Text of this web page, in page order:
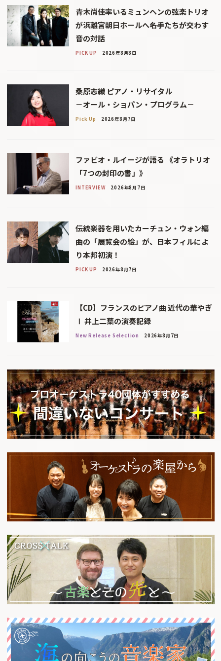
青木尚佳率いるミュンヘンの弦楽トリオ
が浜離宮朝日ホールへ――名手たちが交わす
音の対話
PICK UP 2026年8月8日
桑原志織 ピアノ・リサイタル
－オール・ショパン・プログラム－
Pick Up 2026年8月7日
ファビオ・ルイージが語る 《オラトリオ
「7つの封印の書」》
INTERVIEW 2026年8月7日
伝統楽器を用いたカーチュン・ウォン編
曲の「展覧会の絵」が、日本フィルによ
り本邦初演！
PICK UP 2026年8月7日
【CD】フランスのピアノ曲 近代の華やぎ
Ⅰ 井上二葉の演奏記録
New Release Selection 2026年8月7日